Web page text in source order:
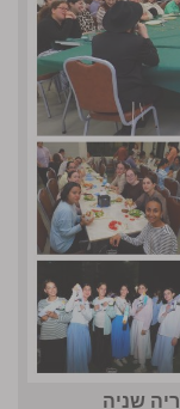
שניה